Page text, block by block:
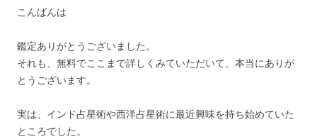
こんばんは
鑑定ありがとうございました。
それも、無料でここまで詳しくみていただいて、本当にありが
とうございます。
実は、インド占星術や西洋占星術に最近興味を持ち始めていた
ところでした。